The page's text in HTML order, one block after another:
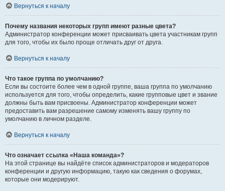
Вернуться к началу
Почему названия некоторых групп имеют разные цвета?
Администратор конференции может присваивать цвета участникам групп
для того, чтобы их было проще отличать друг от друга.
Вернуться к началу
Что такое группа по умолчанию?
Если вы состоите более чем в одной группе, ваша группа по умолчанию
используется для того, чтобы определить, какие групповые цвет и звание
должны быть вам присвоены. Администратор конференции может
предоставить вам разрешение самому изменять вашу группу по
умолчанию в личном разделе.
Вернуться к началу
Что означает ссылка «Наша команда»?
На этой странице вы найдёте список администраторов и модераторов
конференции и другую информацию, такую как сведения о форумах,
которые они модерируют.